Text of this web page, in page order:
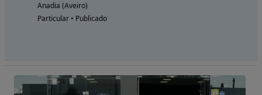
Anadia (Aveiro)
Particular • Publicado